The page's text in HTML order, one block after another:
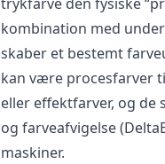
kombination med
skaber et bestemt
kan være procesfarver
eller effektfarver, og
og farveafvigelse
maskiner.